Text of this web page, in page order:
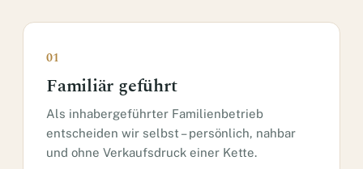
01
Familiär geführt
Als inhabergeführter Familienbetrieb
entscheiden wir selbst – persönlich, nahbar
und ohne Verkaufsdruck einer Kette.